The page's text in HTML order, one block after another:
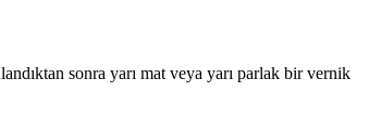
sonra yarı mat veya yarı parlak bir vernik